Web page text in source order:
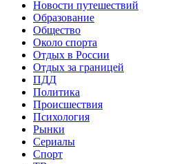
Новости путешествий
Образование
Общество
Около спорта
Отдых в России
Отдых за границей
ПДД
Политика
Происшествия
Психология
Рынки
Сериалы
Спорт